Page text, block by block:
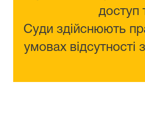
доступ
Суди здійснюють
умовах відсутності